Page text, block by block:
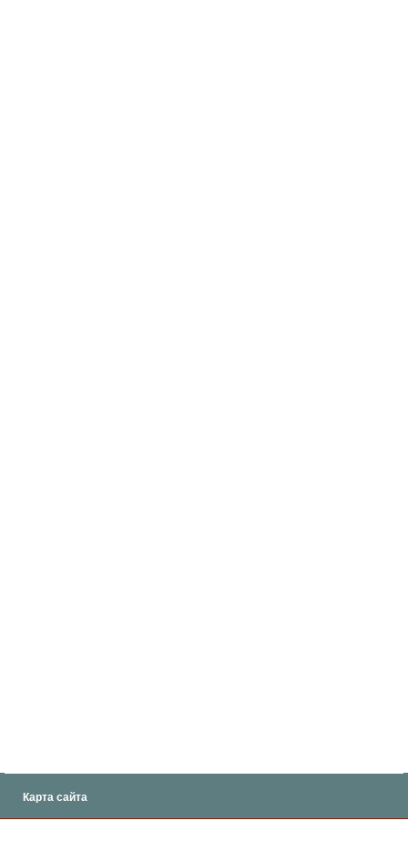
Карта сайта